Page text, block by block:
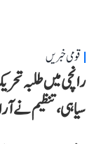
قومی خبریں
رانچی میں طلبہ
سیاہی، تنظیم نے آر